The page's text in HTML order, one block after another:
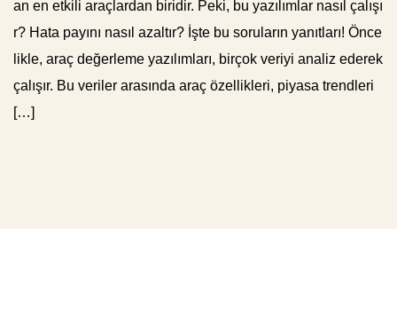
an en etkili araçlardan biridir. Peki, bu yazılımlar nasıl çalışı
r? Hata payını nasıl azaltır? İşte bu soruların yanıtları! Önce
likle, araç değerleme yazılımları, birçok veriyi analiz ederek
çalışır. Bu veriler arasında araç özellikleri, piyasa trendleri
[…]